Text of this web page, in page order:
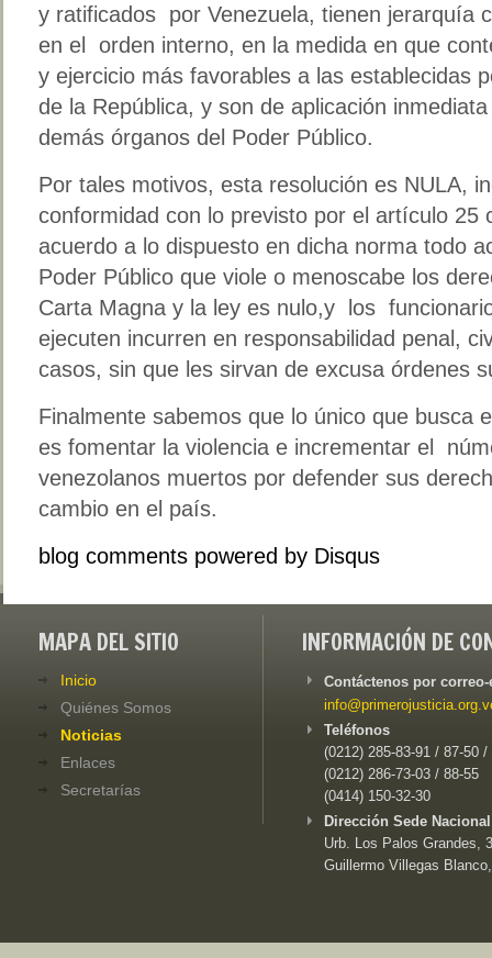
y ratificados por Venezuela, tienen jerarquía
en el orden interno, en la medida en que
y ejercicio más favorables a las establecidas
de la República, y son de aplicación
demás órganos del Poder Público.
Por tales motivos, esta resolución es NULA,
conformidad con lo previsto por el artículo 25
acuerdo a lo dispuesto en dicha norma todo
Poder Público que viole o menoscabe los
Carta Magna y la ley es nulo,y los
ejecuten incurren en responsabilidad penal,
casos, sin que les sirvan de excusa órdenes
Finalmente sabemos que lo único que busca
es fomentar la violencia e incrementar el
venezolanos muertos por defender sus
cambio en el país.
blog comments powered by Disqus
MAPA DEL SITIO
Inicio
Quiénes Somos
Noticias
Enlaces
Secretarías
INFORMACIÓN DE
Contáctenos por
Teléfonos
(0212) 285-83-91 / 87-50 /
(0212) 286-73-03 / 88-55
(0414) 150-32-30
Dirección Sede
Urb. Los Palos Grandes,
Guillermo Villegas